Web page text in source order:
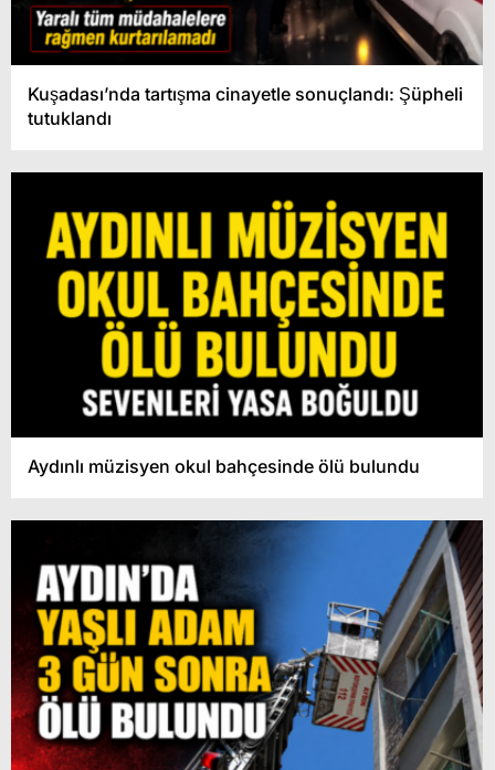
Kuşadası’nda tartışma cinayetle sonuçlandı: Şüpheli
tutuklandı
Aydınlı müzisyen okul bahçesinde ölü bulundu